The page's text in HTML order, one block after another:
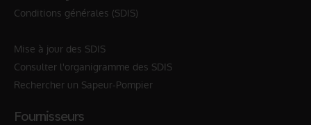
Conditions générales (SDIS)
Mise à jour des SDIS
Consulter l'organigramme des SDIS
Rechercher un Sapeur-Pompier
Fournisseurs